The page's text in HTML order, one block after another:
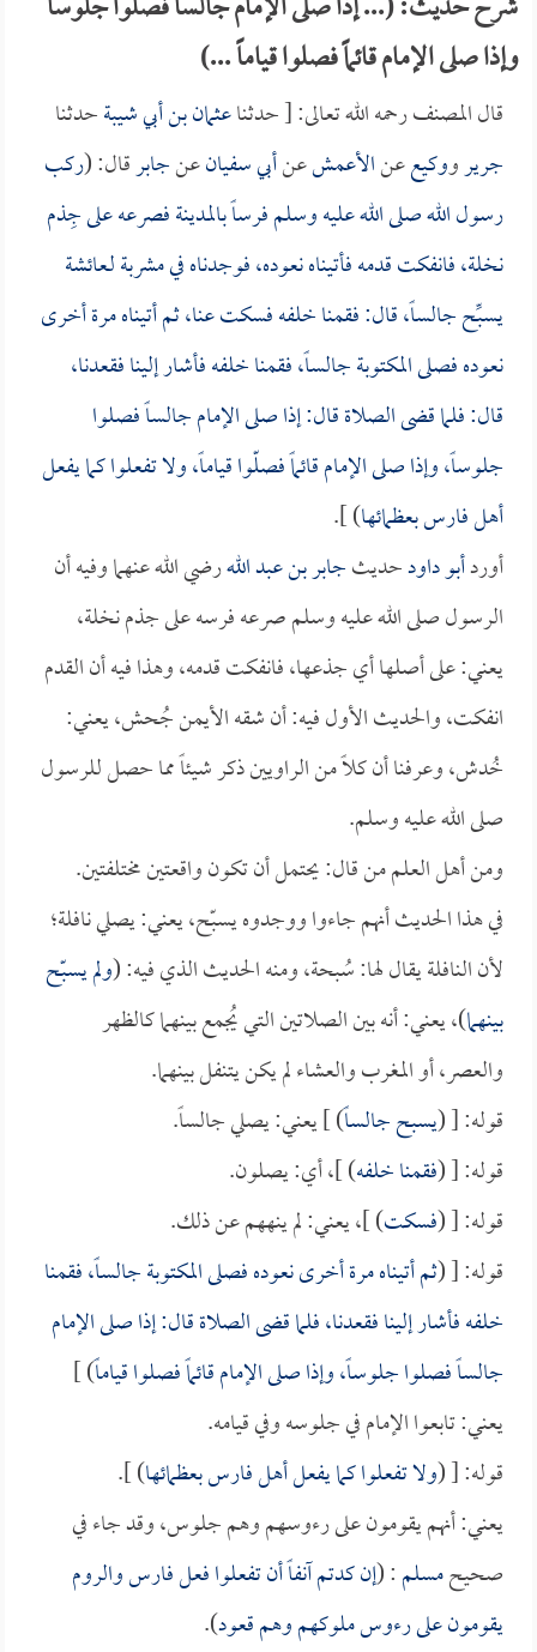
وإذا صلى الإمام قائماً فصلوا قياماً ...)
قال المصنف رحمه الله تعالى: [ حدثناعثمان بن أبي شيبةحدثنا
جريرووكيععنالأعمشعنأبي سفيانعنجابرقال: (ركب
رسول الله صلى الله عليه وسلم فرساً بالمدينة فصرعه على جِذم
نخلة، فانفكت قدمه فأتيناه نعوده، فوجدناه في مشربة لـعائشة
يسبِّح جالساً، قال: فقمنا خلفه فسكت عنا، ثم أتيناه مرة أخرى
نعوده فصلى المكتوبة جالساً، فقمنا خلفه فأشار إلينا فقعدنا،
قال: فلما قضى الصلاة قال: إذا صلى الإمام جالساً فصلوا
جلوساً، وإذا صلى الإمام قائماً فصلّوا قياماً، ولا تفعلوا كما يفعل
أهل فارس بعظمائها) ].
أوردأبو داودحديثجابر بن عبد اللهرضي الله عنهما وفيه أن
الرسول صلى الله عليه وسلم صرعه فرسه على جذم نخلة،
يعني: على أصلها أي جذعها، فانفكت قدمه، وهذا فيه أن القدم
انفكت، والحديث الأول فيه: أن شقه الأيمن جُحش، يعني:
خُدش، وعرفنا أن كلاً من الراويين ذكر شيئاً مما حصل للرسول
صلى الله عليه وسلم.
ومن أهل العلم من قال: يحتمل أن تكون واقعتين مختلفتين.
في هذا الحديث أنهم جاءوا ووجدوه يسبّح، يعني: يصلي نافلة؛
لأن النافلة يقال لها: سُبحة، ومنه الحديث الذي فيه: (ولم يسبّح
بينهما)، يعني: أنه بين الصلاتين التي يُجمع بينهما كالظهر
والعصر، أو المغرب والعشاء لم يكن يتنفل بينهما.
قوله: [ (يسبح جالساً) ] يعني: يصلي جالساً.
قوله: [ (فقمنا خلفه) ]، أي: يصلون.
قوله: [ (فسكت) ]، يعني: لم ينههم عن ذلك.
قوله: [ (ثم أتيناه مرة أخرى نعوده فصلى المكتوبة جالساً، فقمنا
خلفه فأشار إلينا فقعدنا، فلما قضى الصلاة قال: إذا صلى الإمام
جالساً فصلوا جلوساً، وإذا صلى الإمام قائماً فصلوا قياماً) ]
يعني: تابعوا الإمام في جلوسه وفي قيامه.
قوله: [ (ولا تفعلوا كما يفعل أهل فارس بعظمائها) ].
يعني: أنهم يقومون على رءوسهم وهم جلوس، وقد جاء في
صحيحمسلم: (إن كدتم آنفاً أن تفعلوا فعل فارس والروم
يقومون على رءوس ملوكهم وهم قعود).